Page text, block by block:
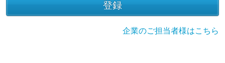
企業のご担当者様はこちら